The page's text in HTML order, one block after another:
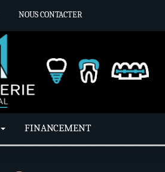
NOUS CONTACTER
FINANCEMENT